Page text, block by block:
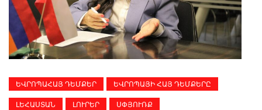
ԵՎՐՈՊԱՀԱՅ ԴԵՄՔԵՐ ԵՎՐՈՊԱՅԻ ՀԱՅ ԴԵՄՔԵՐԸ
ԼԵՀԱՍՏԱՆ ԼՈՒՐԵՐ ՍՓՅՈՒՌՔ